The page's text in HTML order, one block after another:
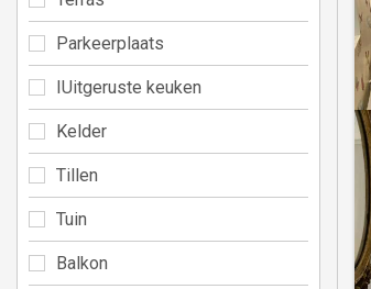
Parkeerplaats
IUitgeruste keuken
Kelder
Tillen
Tuin
Balkon